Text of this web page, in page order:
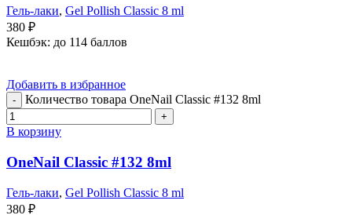
Гель-лаки, Gel Pollish Classic 8 ml
380 ₽
Кешбэк: до 114 баллов
Добавить в избранное
Количество товара OneNail Classic #132 8ml
В корзину
OneNail Classic #132 8ml
Гель-лаки, Gel Pollish Classic 8 ml
380 ₽